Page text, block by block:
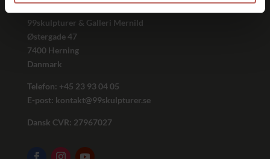
99skulpturer & Galleri Mernild
Østergade 47
7400 Herning
Danmark
Telefon: +45 23 93 04 05
E-post: kontakt@99skulpturer.se
Dansk CVR: 27967027